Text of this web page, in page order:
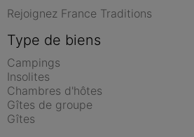
Rejoignez France Traditions
Type de biens
Campings
Insolites
Chambres d'hôtes
Gîtes de groupe
Gîtes